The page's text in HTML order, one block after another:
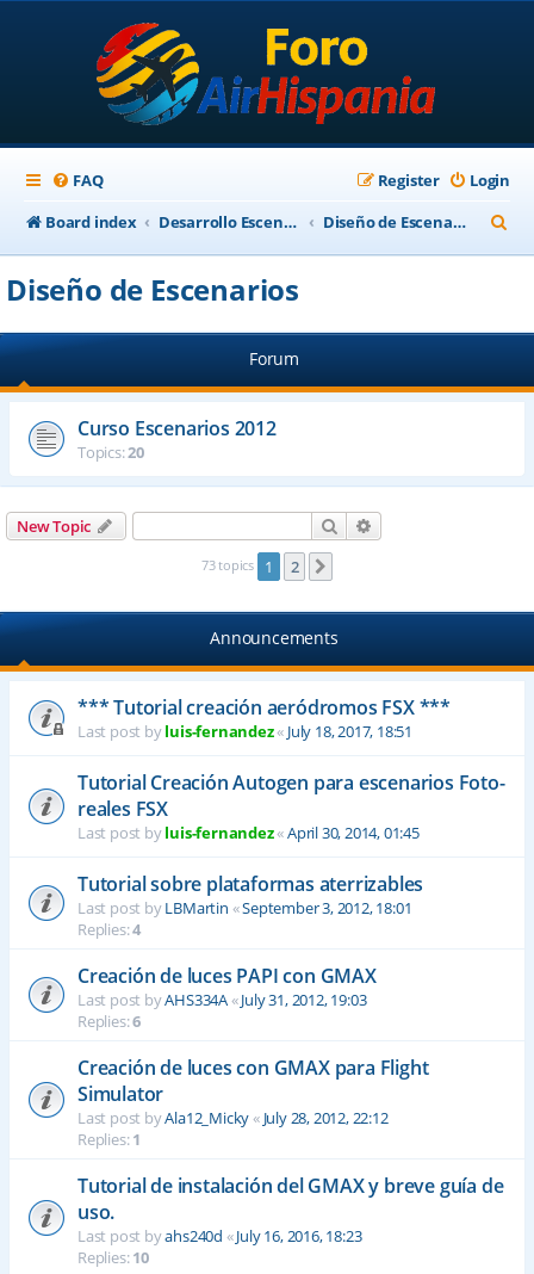
FAQ Login
Register
Board index
Desarrollo Escenarios Diseño de Escenarios
e
h
Diseño de Escenarios
Forum
Curso Escenarios 2012
Topics:20
New Topic Search
73 topics 1 2
Announcements
*** Tutorial creación aeródromos FSX ***
Last post byluis-fernandez« July 18, 2017, 18:51
Tutorial Creación Autogen para escenarios Foto-
reales FSX
Last post byluis-fernandez«April 30, 2014, 01:45
Tutorial sobre plataformas aterrizables
Last post byLBMartin «September 3, 2012, 18:01
Replies:4
Creación de luces PAPI con GMAX
Last post byAHS334A«July 31, 2012, 19:03
Replies:6
Creación de luces con GMAX para Flight
Simulator
Last post byAla12_Micky« July 28, 2012, 22:12
Replies:1
Tutorial de instalación del GMAX y breve guía de
uso.
Last post byahs240d «July 16, 2016, 18:23
Replies:10